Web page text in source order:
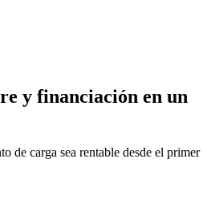
y financiación en un
de carga sea rentable desde el primer